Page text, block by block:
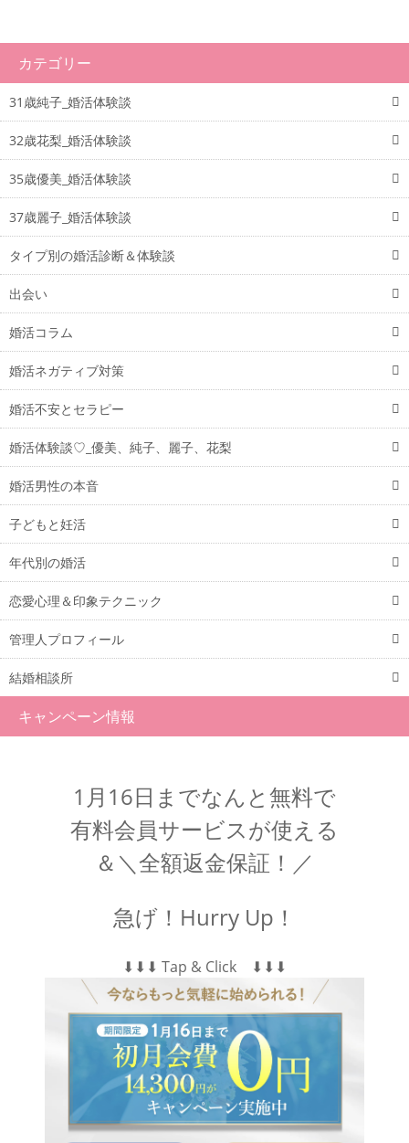
カテゴリー
31歳純子_婚活体験談
32歳花梨_婚活体験談
35歳優美_婚活体験談
37歳麗子_婚活体験談
タイプ別の婚活診断＆体験談
出会い
婚活コラム
婚活ネガティブ対策
婚活不安とセラピー
婚活体験談♡_優美、純子、麗子、花梨
婚活男性の本音
子どもと妊活
年代別の婚活
恋愛心理＆印象テクニック
管理人プロフィール
結婚相談所
キャンペーン情報
1月16日までなんと無料で
有料会員サービスが使える
＆＼全額返金保証！／
急げ！Hurry Up！
⬇︎⬇︎⬇︎ Tap & Click ⬇︎⬇︎⬇︎